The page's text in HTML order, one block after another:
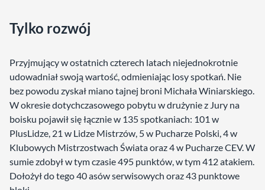
Tylko rozwój
Przyjmujący w ostatnich czterech latach niejednokrotnie
udowadniał swoją wartość, odmieniając losy spotkań. Nie
bez powodu zyskał miano tajnej broni Michała Winiarskiego.
W okresie dotychczasowego pobytu w drużynie z Jury na
boisku pojawił się łącznie w 135 spotkaniach: 101 w
PlusLidze, 21 w Lidze Mistrzów, 5 w Pucharze Polski, 4 w
Klubowych Mistrzostwach Świata oraz 4 w Pucharze CEV. W
sumie zdobył w tym czasie 495 punktów, w tym 412 atakiem.
Dołożył do tego 40 asów serwisowych oraz 43 punktowe